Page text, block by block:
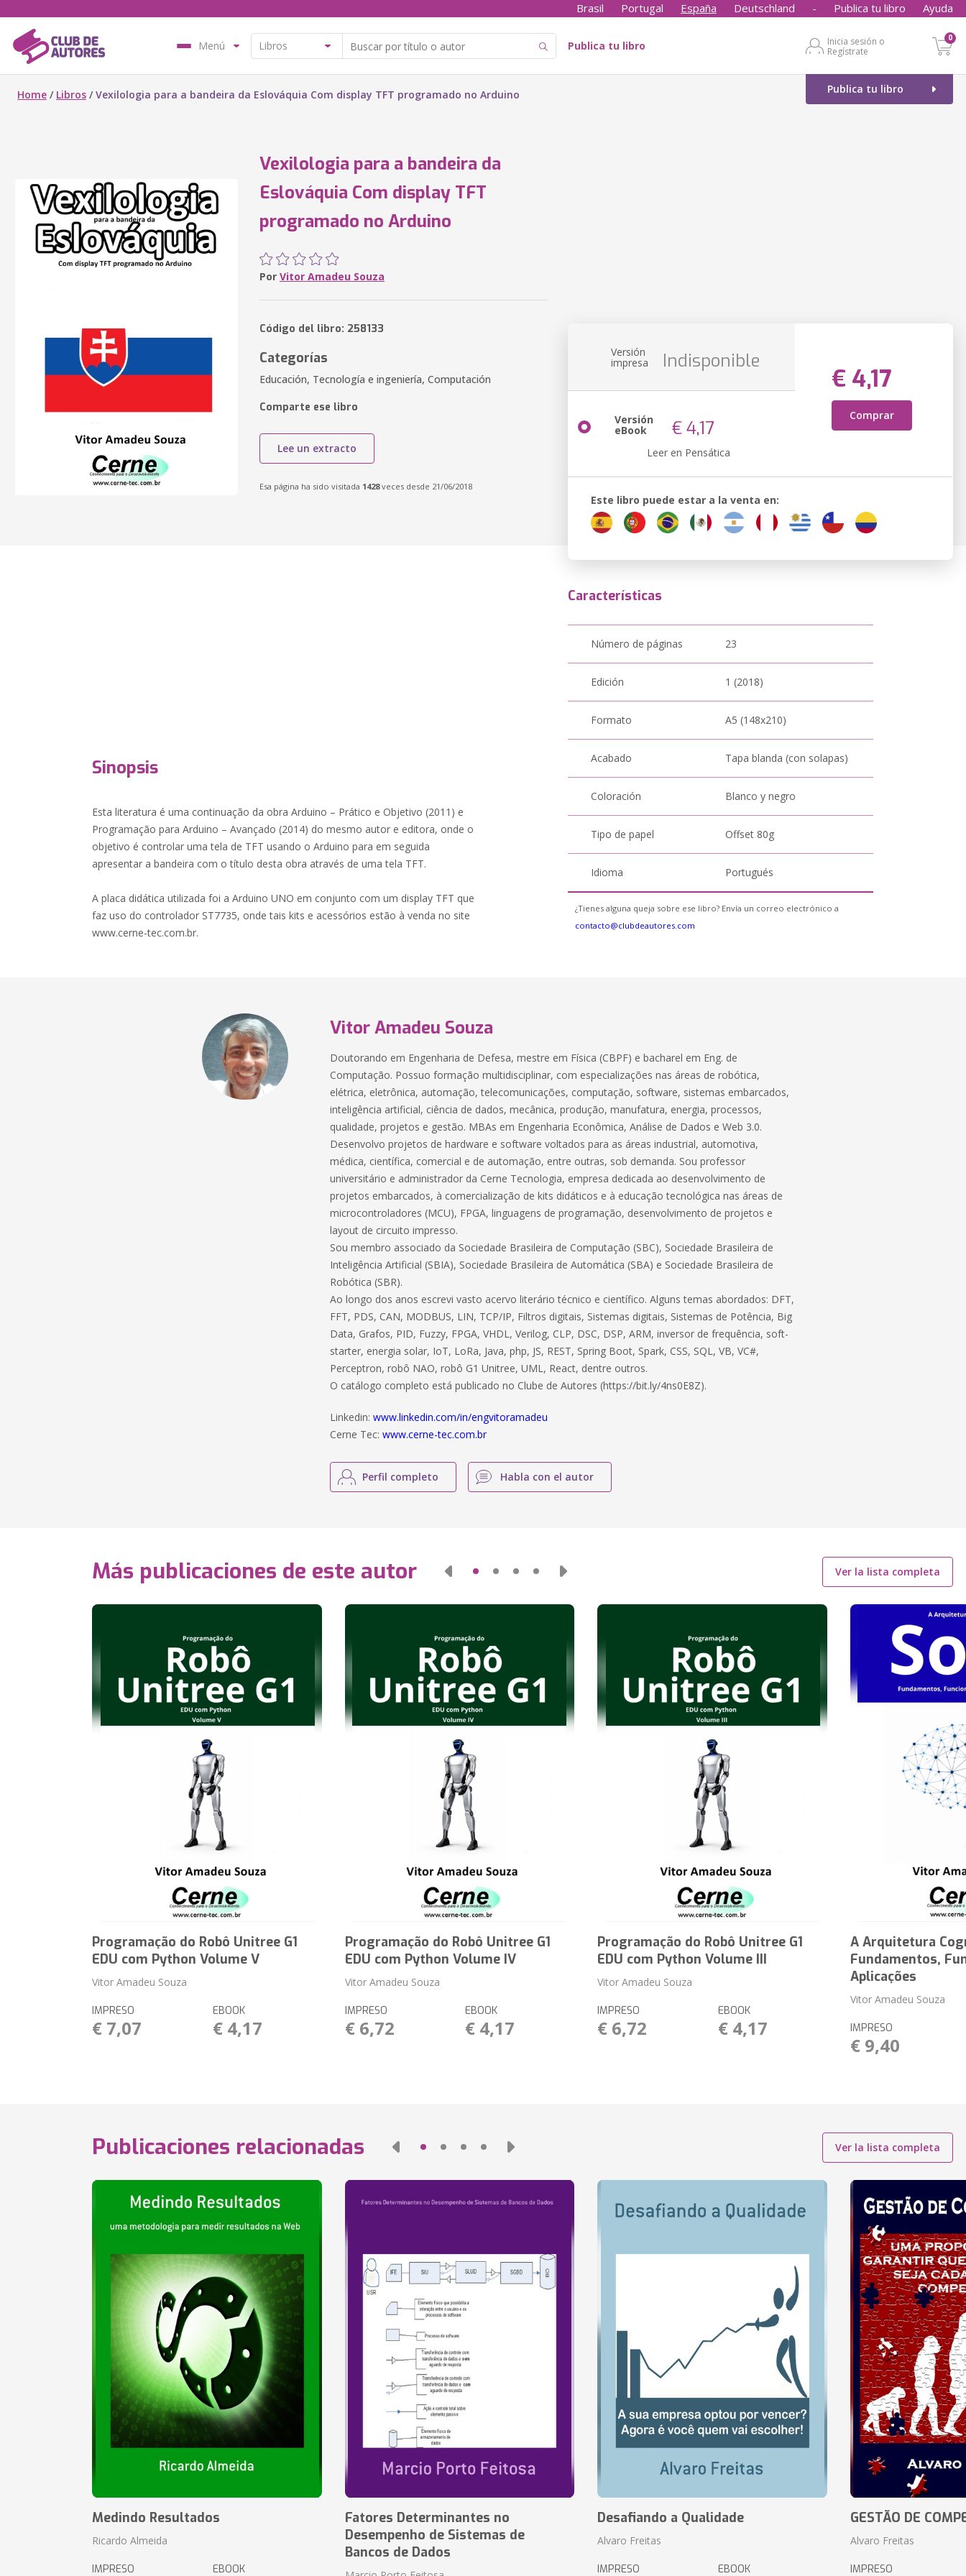
Brasil Portugal España Deutschland - Publica tu libro Ayuda
Menú Publica tu libro
Inicia sesión o
Regístrate
0
Publica tu libro
Home / Libros /Vexilologia para a bandeira da Eslováquia Com display TFT programado no Arduino
Vexilologia para a bandeira da
Eslováquia Com display TFT
programado no Arduino
Por Vitor Amadeu Souza
Código del libro: 258133
Categorías
Educación, Tecnología e ingeniería, Computación
Comparte ese libro
Lee un extracto
Esa página ha sido visitada 1428veces desde 21/06/2018
Versión
impresa Indisponible
€ 4,17
Comprar
Versión
eBook € 4,17
Leer en Pensática
Este libro puede estar a la venta en:
Sinopsis
Esta literatura é uma continuação da obra Arduino – Prático e Objetivo (2011) e
Programação para Arduino – Avançado (2014) do mesmo autor e editora, onde o
objetivo é controlar uma tela de TFT usando o Arduino para em seguida
apresentar a bandeira com o título desta obra através de uma tela TFT.
A placa didática utilizada foi a Arduino UNO em conjunto com um display TFT que
faz uso do controlador ST7735, onde tais kits e acessórios estão à venda no site
www.cerne-tec.com.br.
Características
Número de páginas 23
Edición 1 (2018)
Formato A5 (148x210)
Acabado Tapa blanda (con solapas)
Coloración Blanco y negro
Tipo de papel Offset 80g
Idioma Portugués
¿Tienes alguna queja sobre ese libro? Envía un correo electrónico a
contacto@clubdeautores.com
Vitor Amadeu Souza
Doutorando em Engenharia de Defesa, mestre em Física (CBPF) e bacharel em Eng. de
Computação. Possuo formação multidisciplinar, com especializações nas áreas de robótica,
elétrica, eletrônica, automação, telecomunicações, computação, software, sistemas embarcados,
inteligência artificial, ciência de dados, mecânica, produção, manufatura, energia, processos,
qualidade, projetos e gestão. MBAs em Engenharia Econômica, Análise de Dados e Web 3.0.
Desenvolvo projetos de hardware e software voltados para as áreas industrial, automotiva,
médica, científica, comercial e de automação, entre outras, sob demanda. Sou professor
universitário e administrador da Cerne Tecnologia, empresa dedicada ao desenvolvimento de
projetos embarcados, à comercialização de kits didáticos e à educação tecnológica nas áreas de
microcontroladores (MCU), FPGA, linguagens de programação, desenvolvimento de projetos e
layout de circuito impresso.
Sou membro associado da Sociedade Brasileira de Computação (SBC), Sociedade Brasileira de
Inteligência Artificial (SBIA), Sociedade Brasileira de Automática (SBA) e Sociedade Brasileira de
Robótica (SBR).
Ao longo dos anos escrevi vasto acervo literário técnico e científico. Alguns temas abordados: DFT,
FFT, PDS, CAN, MODBUS, LIN, TCP/IP, Filtros digitais, Sistemas digitais, Sistemas de Potência, Big
Data, Grafos, PID, Fuzzy, FPGA, VHDL, Verilog, CLP, DSC, DSP, ARM, inversor de frequência, soft-
starter, energia solar, IoT, LoRa, Java, php, JS, REST, Spring Boot, Spark, CSS, SQL, VB, VC#,
Perceptron, robô NAO, robô G1 Unitree, UML, React, dentre outros.
O catálogo completo está publicado no Clube de Autores (https://bit.ly/4ns0E8Z).
Linkedin:www.linkedin.com/in/engvitoramadeu
Cerne Tec:www.cerne-tec.com.br
Perfil completo Habla con el autor
Más publicaciones de este autor Ver la lista completa
Programação do Robô Unitree G1
EDU com Python Volume V
Vitor Amadeu Souza
IMPRESO
€ 7,07
EBOOK
€ 4,17
Programação do Robô Unitree G1
EDU com Python Volume IV
Vitor Amadeu Souza
IMPRESO
€ 6,72
EBOOK
€ 4,17
Programação do Robô Unitree G1
EDU com Python Volume III
Vitor Amadeu Souza
IMPRESO
€ 6,72
EBOOK
€ 4,17
A Arquitetura
Fundamentos,
Aplicações
Vitor Amadeu Souza
IMPRESO
€ 9,40
Publicaciones relacionadas Ver la lista completa
Medindo Resultados
Ricardo Almeida
IMPRESO EBOOK
Fatores Determinantes no
Desempenho de Sistemas de
Bancos de Dados
Desafiando a Qualidade
Alvaro Freitas
IMPRESO EBOOK
GESTÃO DE
Alvaro Freitas
IMPRESO